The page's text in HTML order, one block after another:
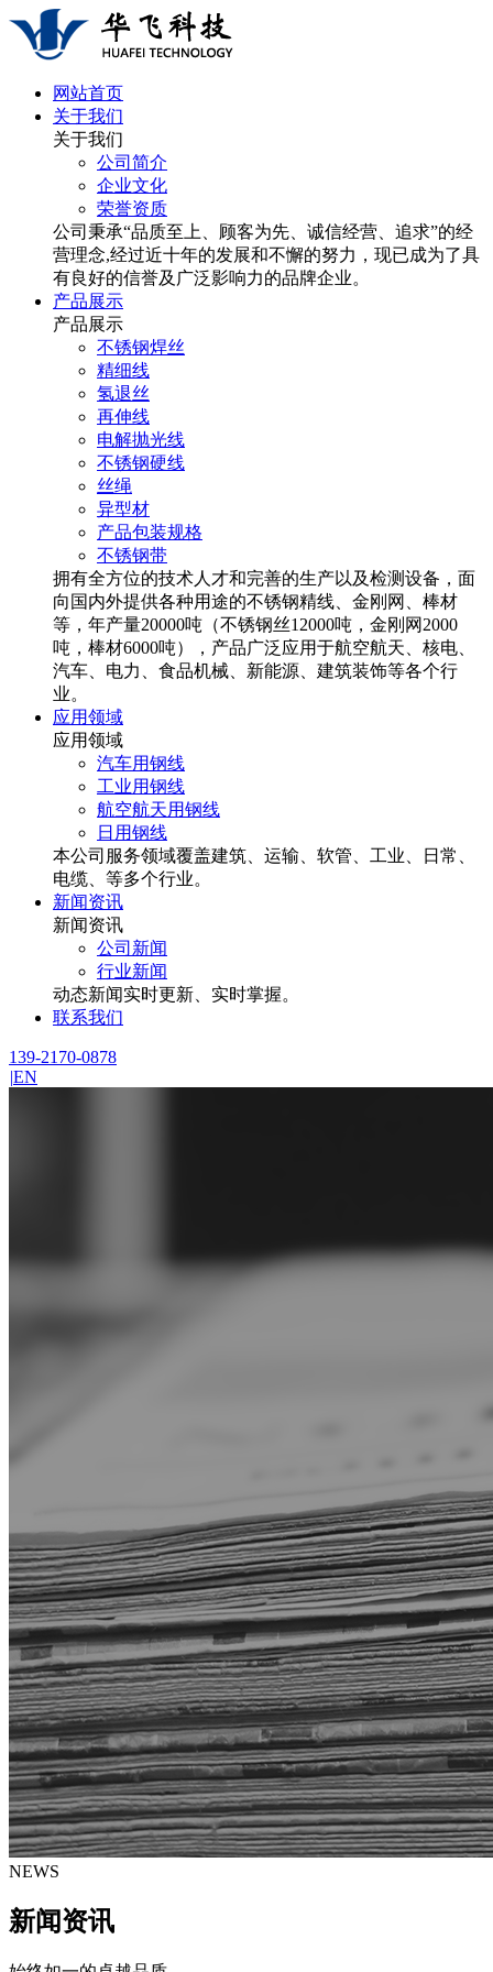
网站首页
关于我们
关于我们
公司简介
企业文化
荣誉资质
公司秉承“品质至上、顾客为先、诚信经营、追求”的经
营理念,经过近十年的发展和不懈的努力，现已成为了具
有良好的信誉及广泛影响力的品牌企业。
产品展示
产品展示
不锈钢焊丝
精细线
氢退丝
再伸线
电解抛光线
不锈钢硬线
丝绳
异型材
产品包装规格
不锈钢带
拥有全方位的技术人才和完善的生产以及检测设备，面
向国内外提供各种用途的不锈钢精线、金刚网、棒材
等，年产量20000吨（不锈钢丝12000吨，金刚网2000
吨，棒材6000吨），产品广泛应用于航空航天、核电、
汽车、电力、食品机械、新能源、建筑装饰等各个行
业。
应用领域
应用领域
汽车用钢线
工业用钢线
航空航天用钢线
日用钢线
本公司服务领域覆盖建筑、运输、软管、工业、日常、
电缆、等多个行业。
新闻资讯
新闻资讯
公司新闻
行业新闻
动态新闻实时更新、实时掌握。
联系我们
139-2170-0878
|EN
NEWS
新闻资讯